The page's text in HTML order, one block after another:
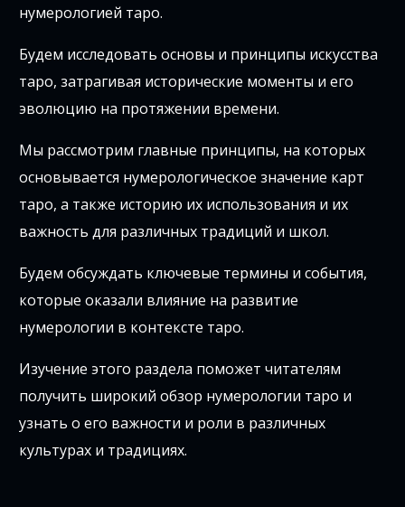
нумерологией таро.
Будем исследовать основы и принципы искусства
таро, затрагивая исторические моменты и его
эволюцию на протяжении времени.
Мы рассмотрим главные принципы, на которых
основывается нумерологическое значение карт
таро, а также историю их использования и их
важность для различных традиций и школ.
Будем обсуждать ключевые термины и события,
которые оказали влияние на развитие
нумерологии в контексте таро.
Изучение этого раздела поможет читателям
получить широкий обзор нумерологии таро и
узнать о его важности и роли в различных
культурах и традициях.